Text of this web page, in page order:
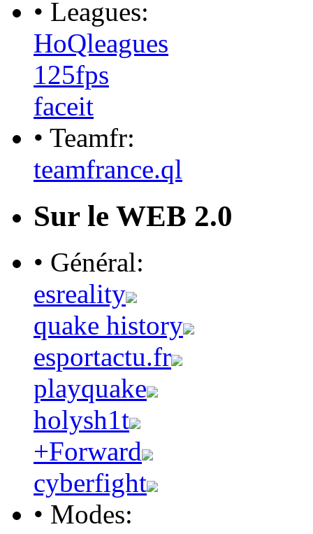
• Leagues:
HoQleagues
125fps
faceit
• Teamfr:
teamfrance.ql
Sur le WEB 2.0
• Général:
esreality
quake history
esportactu.fr
playquake
holysh1t
+Forward
cyberfight
• Modes: